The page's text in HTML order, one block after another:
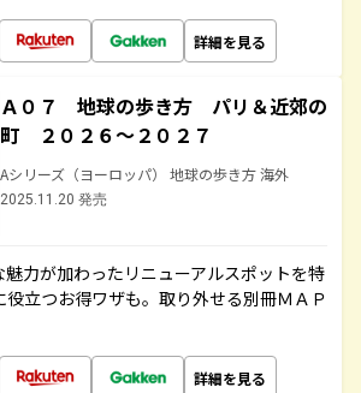
詳細を見る
Ａ０７ 地球の歩き方 パリ＆近郊の
町 ２０２６～２０２７
Aシリーズ（ヨーロッパ） 地球の歩き方 海外
2025.11.20 発売
力が加わったリニューアルスポットを特
立つお得ワザも。取り外せる別冊ＭＡＰ
詳細を見る